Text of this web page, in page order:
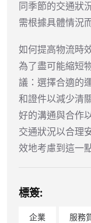
同季節的交通狀
需根據具體情況
如何提高物流時
為了盡可能縮短
議：選擇合適的
和證件以減少清
好的溝通與合作
交通狀況以合理
效地考慮到這一
標簽:
企業 服務